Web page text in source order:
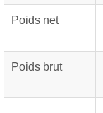
Poids net
Poids brut